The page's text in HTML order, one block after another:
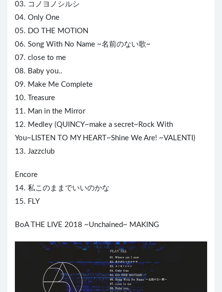
03. コノヨノシルシ
04. Only One
05. DO THE MOTION
06. Song With No Name ~名前のない歌~
07. close to me
08. Baby you..
09. Make Me Complete
10. Treasure
11. Man in the Mirror
12. Medley (QUINCY~make a secret~Rock With
You~LISTEN TO MY HEART~Shine We Are! ~VALENTI)
13. Jazzclub
Encore
14. 私このままでいいのかな
15. FLY
BoA THE L IVE 2018 ~Unchained~ MAKING